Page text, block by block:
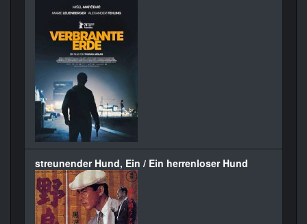
streunender Hund, Ein / Ein herrenloser Hund